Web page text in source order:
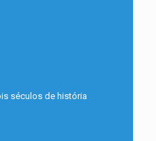
séculos de história